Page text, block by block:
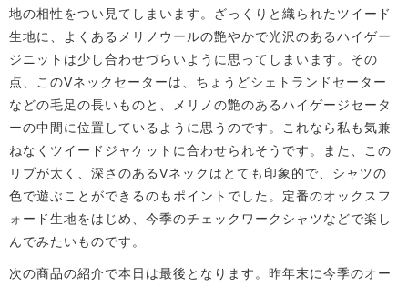
地の相性をつい見てしまいます。ざっくりと織られたツイード
生地に、よくあるメリノウールの艶やかで光沢のあるハイゲー
ジニットは少し合わせづらいように思ってしまいます。その
点、このVネックセーターは、ちょうどシェトランドセーター
などの毛足の長いものと、メリノの艶のあるハイゲージセータ
ーの中間に位置しているように思うのです。これなら私も気兼
ねなくツイードジャケットに合わせられそうです。また、この
リブが太く、深さのあるVネックはとても印象的で、シャツの
色で遊ぶことができるのもポイントでした。定番のオックスフ
ォード生地をはじめ、今季のチェックワークシャツなどで楽し
んでみたいものです。
次の商品の紹介で本日は最後となります。昨年末に今季のオー